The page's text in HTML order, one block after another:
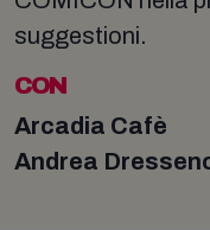
suggestioni.
CON
Arcadia Cafè
Andrea